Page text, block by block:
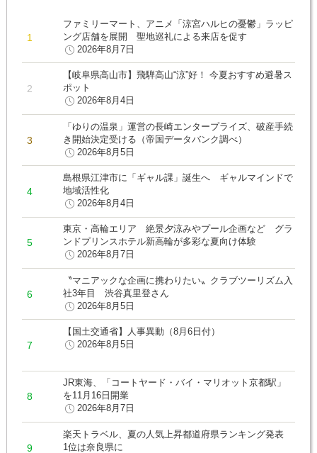
ファミリーマート、アニメ「涼宮ハルヒの憂鬱」ラッピ
ング店舗を展開 聖地巡礼による来店を促す
2026年8月7日
【岐阜県高山市】飛騨高山“涼”好！ 今夏おすすめ避暑ス
ポット
2026年8月4日
「ゆりの温泉」運営の長崎エンタープライズ、破産手続
き開始決定受ける（帝国データバンク調べ）
2026年8月5日
島根県江津市に「ギャル課」誕生へ ギャルマインドで
地域活性化
2026年8月4日
東京・高輪エリア 絶景夕涼みやプール企画など グラ
ンドプリンスホテル新高輪が多彩な夏向け体験
2026年8月7日
〝マニアックな企画に携わりたい〟クラブツーリズム入
社3年目 渋谷真里登さん
2026年8月5日
【国土交通省】人事異動（8月6日付）
2026年8月5日
JR東海、「コートヤード・バイ・マリオット京都駅」
を11月16日開業
2026年8月7日
楽天トラベル、夏の人気上昇都道府県ランキング発表
1位は奈良県に